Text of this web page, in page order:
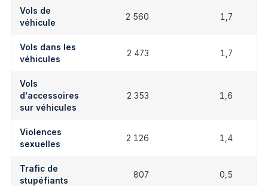
Vols de
véhicule
2 560 1,7
Vols dans les
véhicules
2 473 1,7
Vols
d'accessoires
sur véhicules
2 353 1,6
Violences
sexuelles
2 126 1,4
Trafic de
stupéfiants
807 0,5